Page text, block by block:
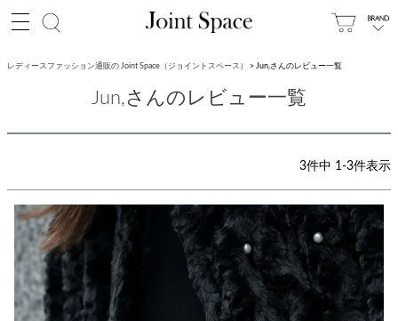
レディースファッション通販の Joint Space（ジョイントスペース） Jun,さんのレビュー一覧
Jun,さんのレビュー一覧
3件中 1-3件表示